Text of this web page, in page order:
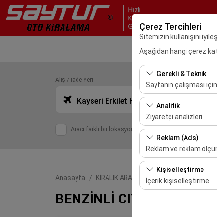
Çerez Tercihleri
Sitemizin kullanışını
Aşağıdan hangi çerez
Gerekli & Teknik
Sayfanın çalışması
Bu çerezler sitenin
bırakılamaz.
Analitik
Ziyaretçi analizleri
Bu çerezler, sitemizin
etmemizi sağlar. Bu
Reklam (Ads)
Reklam ve reklam
Bu çerezler, size ilgi
etkinliğini (gösterim
Kişiselleştirme
İçerik kişiselleştirme
deneyiminizin
Alış / İade Yeri
Kayseri Erkilet Havalimanı Dış Hatlar (ASR)
Aracı farklı bir lokasyona bırakacağım
Anasayfa KİRALIK ARAÇLAR BENZİNLİ
BENZİNLİ CITRÖEN CX4